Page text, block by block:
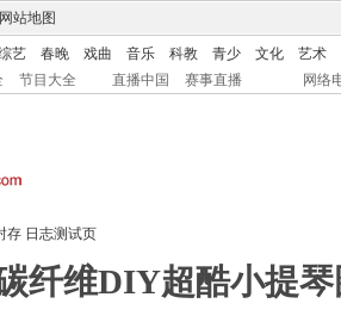
网站地图
艺 春晚 戏曲 音乐 科教 青少 文化
艺术
节目大全 直播中国 赛事直播 网络
存 日志测试页
纤维DIY超酷小提